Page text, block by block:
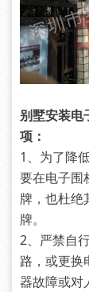
别墅安装电
项：
1、为了降
要在电子围
牌，也杜绝
牌。
2、严禁自
路，或更换
器故障或对